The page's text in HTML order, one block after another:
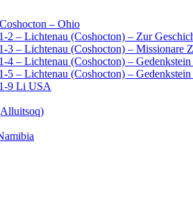
– Ohio
2 – Lichtenau (Coshocton) – Zur
3 – Lichtenau (Coshocton) – Missionare
4 – Lichtenau (Coshocton) –
5 – Lichtenau (Coshocton) –
9 Li USA